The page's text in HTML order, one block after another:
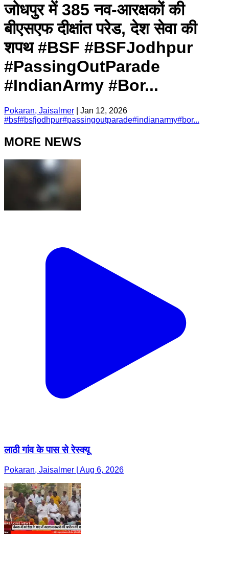
जोधपुर में 385 नव-आरक्षकों की
बीएसएफ दीक्षांत परेड, देश सेवा की
शपथ #BSF #BSFJodhpur
#PassingOutParade
#IndianArmy #Bor...
Pokaran, Jaisalmer
Jan 12, 2026
#bsf#bsfjodhpur#passingoutparade#indianarmy#bor...
MORE NEWS
लाठी गांव के पास से रेस्क्यू
Pokaran, Jaisalmer | Aug 6, 2026